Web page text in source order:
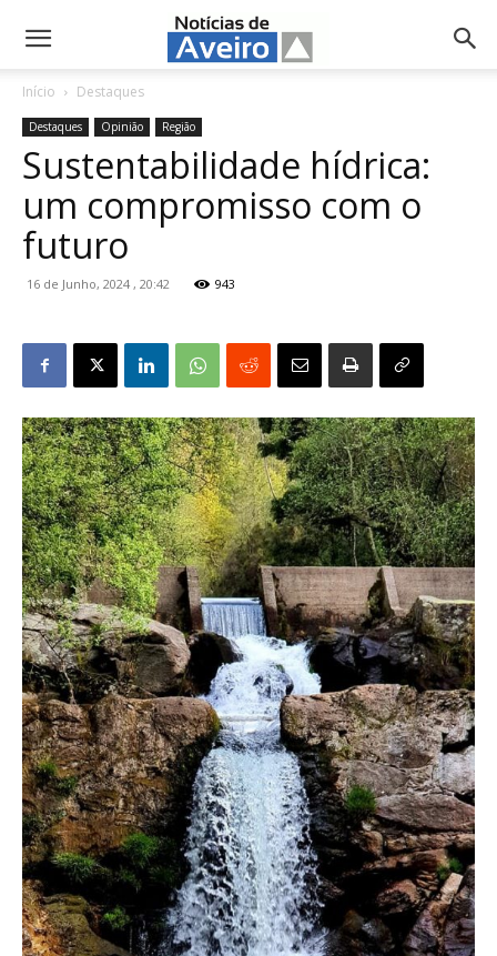
NotíciasdeAveiro.pt
Início Destaques
Destaques Opinião Região
Sustentabilidade hídrica:
um compromisso com o
futuro
16 de Junho, 2024 , 20:42 943